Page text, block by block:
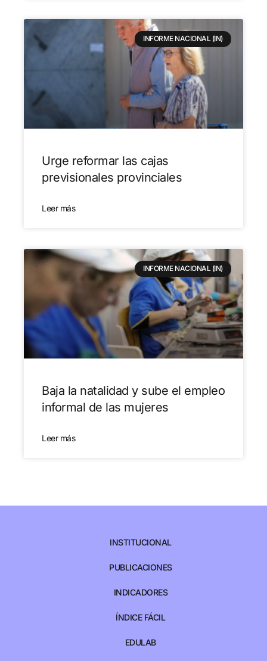
INFORME NACIONAL (IN)
Urge reformar las cajas
previsionales provinciales
Leer más
INFORME NACIONAL (IN)
Baja la natalidad y sube el empleo
informal de las mujeres
Leer más
INSTITUCIONAL
PUBLICACIONES
INDICADORES
ÍNDICE FÁCIL
EDULAB